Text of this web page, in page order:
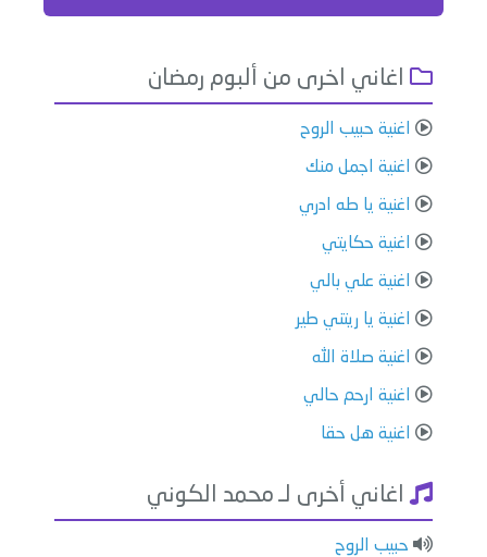
اغاني اخرى من ألبوم رمضان
اغنية حبيب الروح
اغنية اجمل منك
اغنية يا طه ادري
اغنية حكايتي
اغنية علي بالي
اغنية يا ريتني طير
اغنية صلاة الله
اغنية ارحم حالي
اغنية هل حقا
اغاني أخرى لـ محمد الكوني
حبيب الروح